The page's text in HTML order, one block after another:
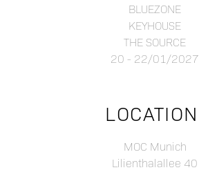
BLUEZONE
KEYHOUSE
THE SOURCE
20 - 22/01/2027
LOCATION
MOC Munich
Lilienthalallee 40